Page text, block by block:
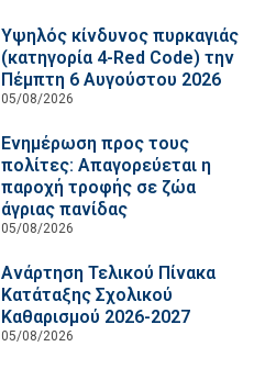
Υψηλός κίνδυνος πυρκαγιάς
(κατηγορία 4-Red Code) την
Πέμπτη 6 Αυγούστου 2026
05/08/2026
Ενημέρωση προς τους
πολίτες: Απαγορεύεται η
παροχή τροφής σε ζώα
άγριας πανίδας
05/08/2026
Ανάρτηση Τελικού Πίνακα
Κατάταξης Σχολικού
Καθαρισμού 2026-2027
05/08/2026